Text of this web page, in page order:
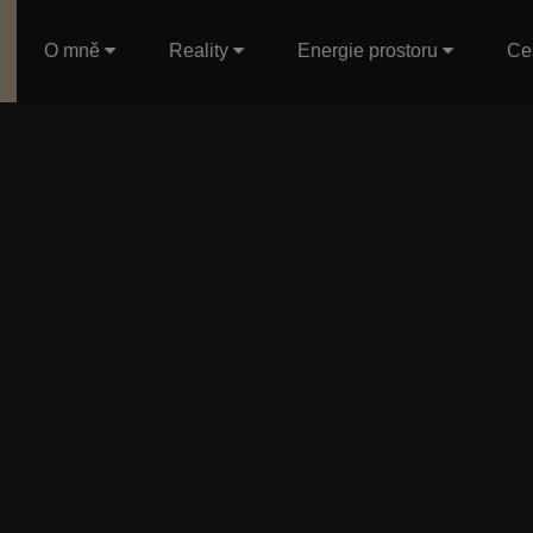
O mně Reality Energie prostoru